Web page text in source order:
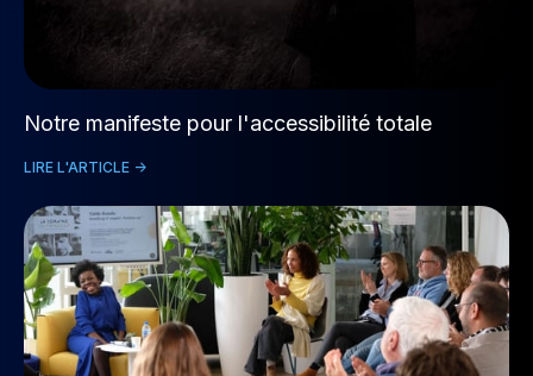
Notre manifeste pour l'accessibilité totale
LIRE L'ARTICLE ->